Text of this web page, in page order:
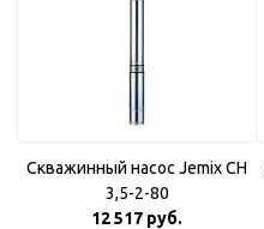
Скважинный насос Jemix CH
3,5-2-80
12 517 руб.